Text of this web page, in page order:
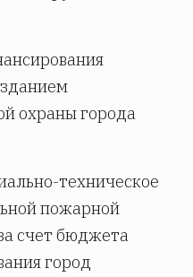
охраны города
техническое
пожарной
счет бюджета
город